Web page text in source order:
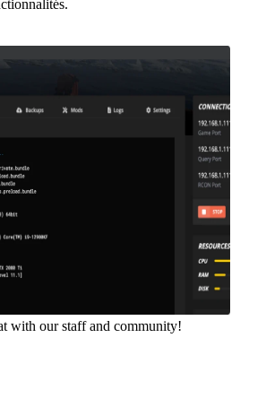
with our staff and community!